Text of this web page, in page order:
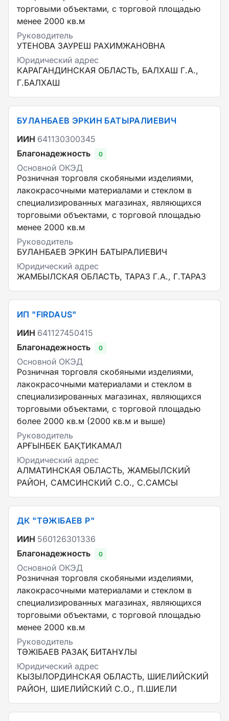
торговыми объектами, с торговой площадью
менее 2000 кв.м
Руководитель
УТЕНОВА ЗАУРЕШ РАХИМЖАНОВНА
Юридический адрес
КАРАГАНДИНСКАЯ ОБЛАСТЬ, БАЛХАШ Г.А.,
Г.БАЛХАШ
БУЛАНБАЕВ ЭРКИН БАТЫРАЛИЕВИЧ
ИИН 641130300345
Благонадежность
0
Основной ОКЭД
Розничная торговля скобяными изделиями,
лакокрасочными материалами и стеклом в
специализированных магазинах, являющихся
торговыми объектами, с торговой площадью
менее 2000 кв.м
Руководитель
БУЛАНБАЕВ ЭРКИН БАТЫРАЛИЕВИЧ
Юридический адрес
ЖАМБЫЛСКАЯ ОБЛАСТЬ, ТАРАЗ Г.А., Г.ТАРАЗ
ИП "FIRDAUS"
ИИН 641127450415
Благонадежность
0
Основной ОКЭД
Розничная торговля скобяными изделиями,
лакокрасочными материалами и стеклом в
специализированных магазинах, являющихся
торговыми объектами, с торговой площадью
более 2000 кв.м (2000 кв.м и выше)
Руководитель
АРҒЫНБЕК БАҚТИКАМАЛ
Юридический адрес
АЛМАТИНСКАЯ ОБЛАСТЬ, ЖАМБЫЛСКИЙ
РАЙОН, САМСИНСКИЙ С.О., С.САМСЫ
ДК "ТӘЖІБАЕВ Р"
ИИН 560126301336
Благонадежность
0
Основной ОКЭД
Розничная торговля скобяными изделиями,
лакокрасочными материалами и стеклом в
специализированных магазинах, являющихся
торговыми объектами, с торговой площадью
менее 2000 кв.м
Руководитель
ТӘЖІБАЕВ РАЗАҚ БИТАНҰЛЫ
Юридический адрес
КЫЗЫЛОРДИНСКАЯ ОБЛАСТЬ, ШИЕЛИЙСКИЙ
РАЙОН, ШИЕЛИЙСКИЙ С.О., П.ШИЕЛИ